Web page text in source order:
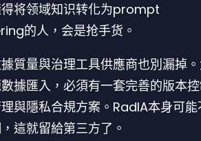
将领域知识转化为prompt
的人，会是抢手货。
質量與治理工具供應商也別漏掉
據匯入，必須有一套完善的版本
與隱私合規方案。RadIA本身可能
這就留給第三方了。